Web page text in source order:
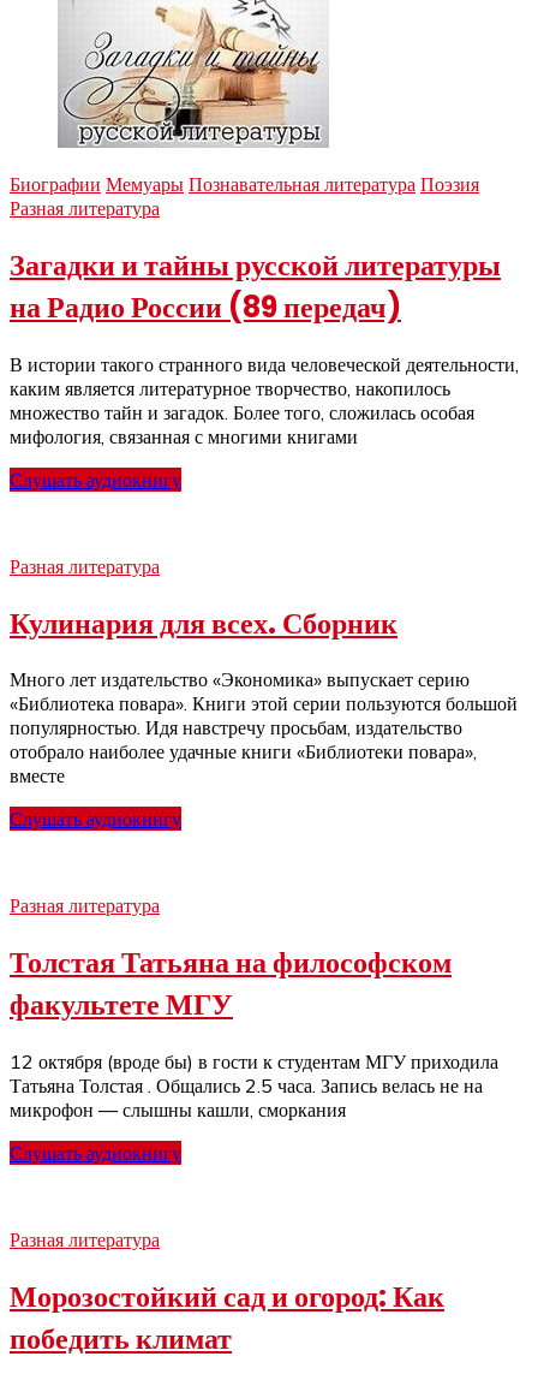
Биографии Мемуары Познавательная литература Поэзия
Разная литература
Загадки и тайны русской литературы
на Радио России (89 передач)
В истории такого странного вида человеческой деятельности,
каким является литературное творчество, накопилось
множество тайн и загадок. Более того, сложилась особая
мифология, связанная с многими книгами
Слушать аудиокнигу
Разная литература
Кулинария для всех. Сборник
Много лет издательство «Экономика» выпускает серию
«Библиотека повара». Книги этой серии пользуются большой
популярностью. Идя навстречу просьбам, издательство
отобрало наиболее удачные книги «Библиотеки повара»,
вместе
Слушать аудиокнигу
Разная литература
Толстая Татьяна на философском
факультете МГУ
12 октября (вроде бы) в гости к студентам МГУ приходила
Татьяна Толстая . Общались 2.5 часа. Запись велась не на
микрофон — слышны кашли, сморкания
Слушать аудиокнигу
Разная литература
Морозостойкий сад и огород: Как
победить климат